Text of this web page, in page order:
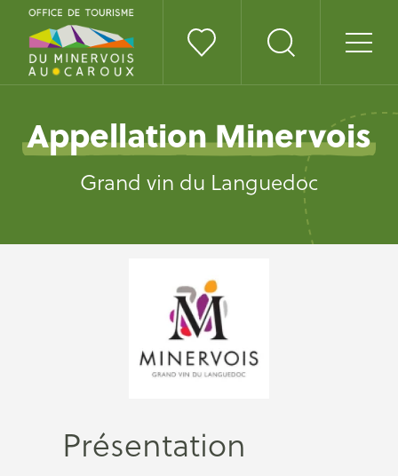
Appellation Minervois
Grand vin du Languedoc
Présentation